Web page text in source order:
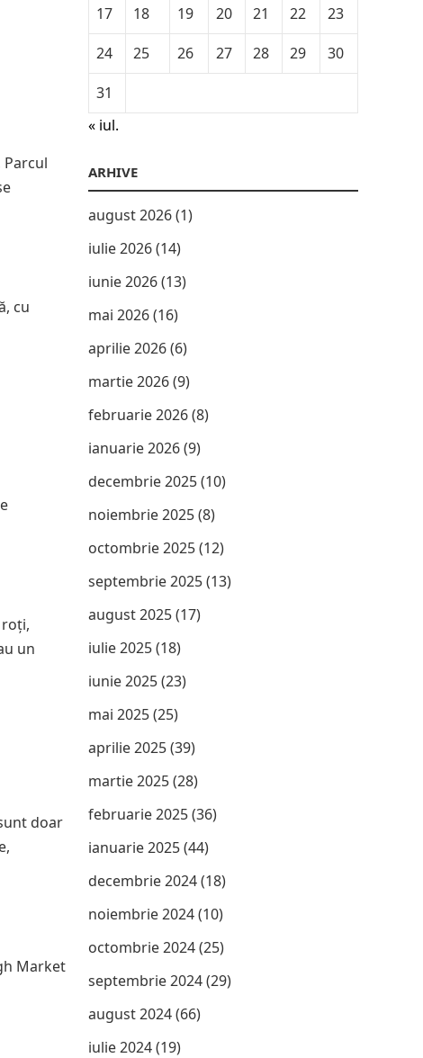
cu
un
doar
Market
17
18 19 20 21 22
23
24
25 26 27 28 29
30
31
« iul.
ARHIVE
august 2026(1)
iulie 2026(14)
iunie 2026(13)
mai 2026(16)
aprilie 2026(6)
martie 2026(9)
februarie 2026(8)
ianuarie 2026(9)
decembrie 2025(10)
noiembrie 2025(8)
octombrie 2025(12)
septembrie 2025(13)
august 2025(17)
iulie 2025(18)
iunie 2025(23)
mai 2025(25)
aprilie 2025(39)
martie 2025(28)
februarie 2025(36)
ianuarie 2025(44)
decembrie 2024(18)
noiembrie 2024(10)
octombrie 2024(25)
septembrie 2024(29)
august 2024(66)
iulie 2024(19)